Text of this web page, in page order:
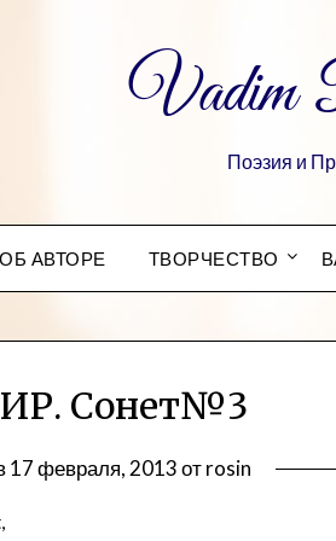
Vadim
Поэзия и
ОБ АВТОРЕ ТВОРЧЕСТВО
Сонет№3
17 февраля, 2013отrosin